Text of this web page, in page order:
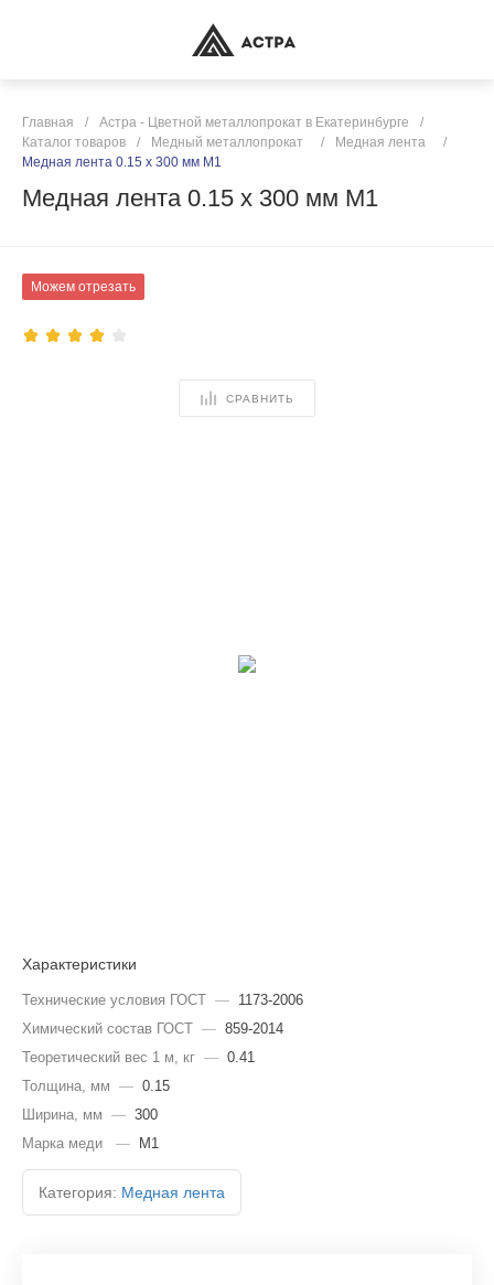
Главная / Астра - Цветной металлопрокат в Екатеринбурге
/
Каталог товаров
/ Медный металлопрокат / Медная лента
/
Медная лента 0.15 х 300 мм М1
Медная лента 0.15 х 300 мм М1
Можем отрезать
СРАВНИТЬ
Характеристики
Технические условия ГОСТ — 1173-2006
Химический состав ГОСТ — 859-2014
Теоретический вес 1 м, кг — 0.41
Толщина, мм — 0.15
Ширина, мм — 300
Марка меди
— М1
Категория: Медная лента